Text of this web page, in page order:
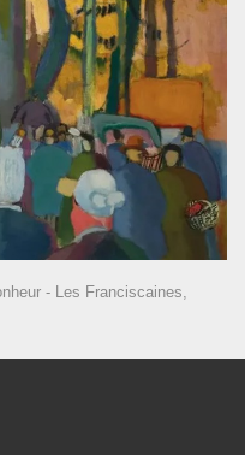
- Les Franciscaines,